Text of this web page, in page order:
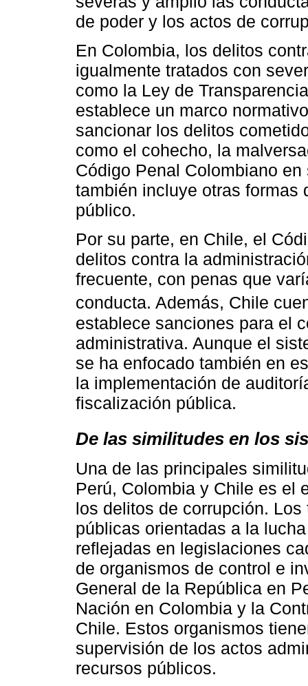
de poder y los actos de
En Colombia, los delitos
igualmente tratados con
como la Ley de
establece un marco
sancionar los delitos
como el cohecho, la
Código Penal Colombiano
también incluye otras formas
público.
Por su parte, en Chile, el
delitos contra la
frecuente, con penas que
conducta. Además, Chile
establece sanciones para el
administrativa. Aunque el
se ha enfocado también en
la implementación de
fiscalización pública.
De las similitudes en los
Una de las principales
Perú, Colombia y Chile es el
los delitos de corrupción.
públicas orientadas a la
reflejadas en legislaciones
de organismos de control e
General de la República en
Nación en Colombia y la
Chile. Estos organismos
supervisión de los actos
recursos públicos.